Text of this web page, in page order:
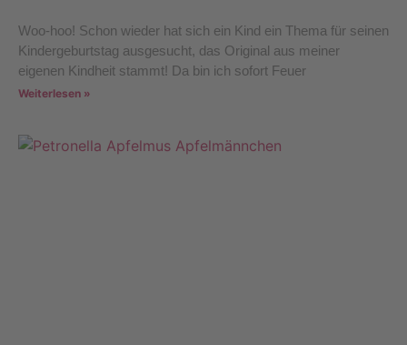
Woo-hoo! Schon wieder hat sich ein Kind ein Thema für seinen
Kindergeburtstag ausgesucht, das Original aus meiner
eigenen Kindheit stammt! Da bin ich sofort Feuer
Weiterlesen »